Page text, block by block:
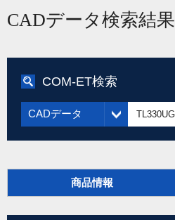
CADデータ検索結果
COM-ET検索
CADデータ
商品情報